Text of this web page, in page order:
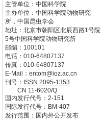
主管单位： 中国科学院
主办单位： 中国科学院动物研究
所，中国昆虫学会
地址： 北京市朝阳区北辰西路1号院
5号中国科学院动物研究所
邮编： 100101
电话： 010-64807137
传真： 010-64807137
E-Mail： entom@ioz.ac.cn
刊号： ISSN 2095-1353
CN 11-6020/Q
国内发行代号： 2-151
国际发行代号： BM-407
发行范围：国内外公开发布